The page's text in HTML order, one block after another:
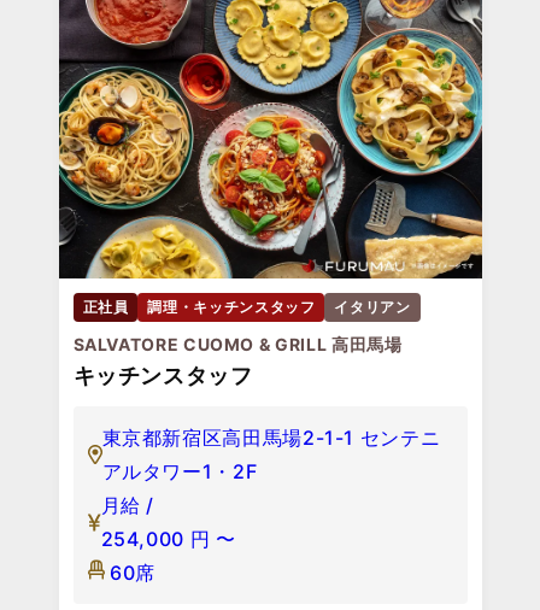
正社員 調理・キッチンスタッフ イタリアン
SALVATORE CUOMO & GRILL 高田馬場
キッチンスタッフ
東京都新宿区高田馬場2-1-1 センテニ
アルタワー1・2F
月給 /
254,000 円 〜
60席